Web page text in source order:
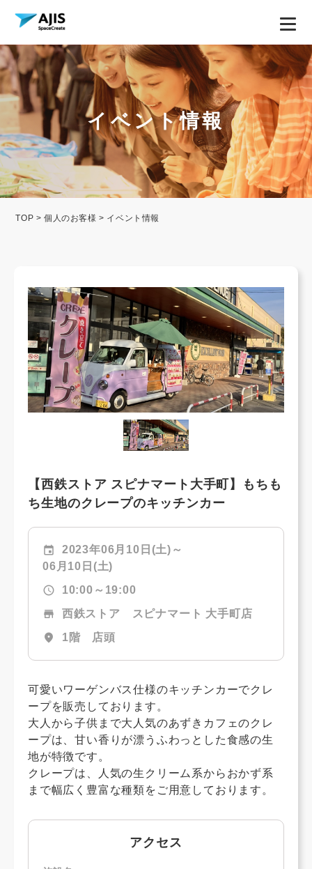
イベント情報
TOP >個人のお客様 > イベント情報
【西鉄ストア スピナマート大手町】もちも
ち生地のクレープのキッチンカー
event
2023年06月10日(土)～
06月10日(土)
schedule 10:00～19:00
store 西鉄ストア スピナマート 大手町店
location_on 1階 店頭
可愛いワーゲンバス仕様のキッチンカーでクレ
ープを販売しております。
大人から子供まで大人気のあずきカフェのクレ
ープは、甘い香りが漂うふわっとした食感の生
地が特徴です。
クレープは、人気の生クリーム系からおかず系
まで幅広く豊富な種類をご用意しております。
アクセス